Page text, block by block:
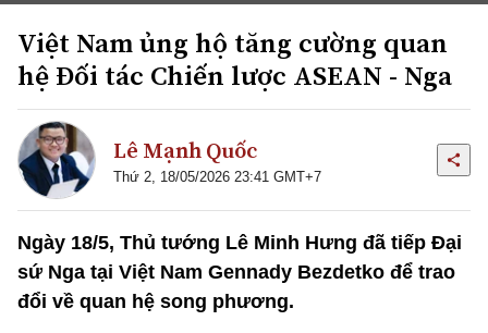
Việt Nam ủng hộ tăng cường quan
hệ Đối tác Chiến lược ASEAN - Nga
Lê Mạnh Quốc
Thứ 2, 18/05/2026 23:41 GMT+7
Ngày 18/5, Thủ tướng Lê Minh Hưng đã tiếp Đại
sứ Nga tại Việt Nam Gennady Bezdetko để trao
đổi về quan hệ song phương.